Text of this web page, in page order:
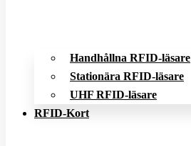
Handhållna RFID-läsare
Stationära RFID-läsare
UHF RFID-läsare
RFID-Kort